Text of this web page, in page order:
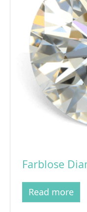
Farblose
Read more